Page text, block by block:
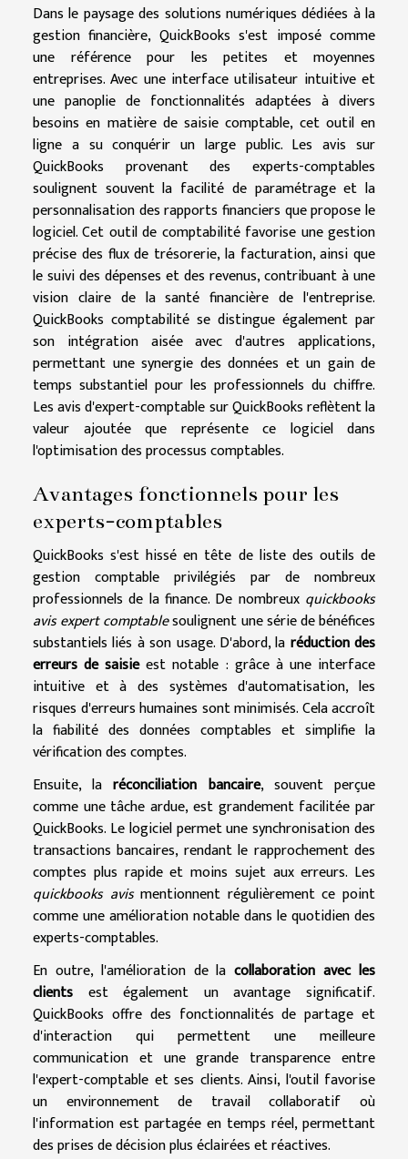
Dans le paysage des solutions numériques dédiées à la
gestion financière, QuickBooks s'est imposé comme
une référence pour les petites et moyennes
entreprises. Avec une interface utilisateur intuitive et
une panoplie de fonctionnalités adaptées à divers
besoins en matière de saisie comptable, cet outil en
ligne a su conquérir un large public. Les avis sur
QuickBooks provenant des experts-comptables
soulignent souvent la facilité de paramétrage et la
personnalisation des rapports financiers que propose le
logiciel. Cet outil de comptabilité favorise une gestion
précise des flux de trésorerie, la facturation, ainsi que
le suivi des dépenses et des revenus, contribuant à une
vision claire de la santé financière de l'entreprise.
QuickBooks comptabilité se distingue également par
son intégration aisée avec d'autres applications,
permettant une synergie des données et un gain de
temps substantiel pour les professionnels du chiffre.
Les avis d'expert-comptable sur QuickBooks reflètent la
valeur ajoutée que représente ce logiciel dans
l'optimisation des processus comptables.
Avantages fonctionnels pour les
experts-comptables
QuickBooks s'est hissé en tête de liste des outils de
gestion comptable privilégiés par de nombreux
professionnels de la finance. De nombreux quickbooks
avis expert comptablesoulignent une série de bénéfices
substantiels liés à son usage. D'abord, la réduction des
erreurs de saisieest notable : grâce à une interface
intuitive et à des systèmes d'automatisation, les
risques d'erreurs humaines sont minimisés. Cela accroît
la fiabilité des données comptables et simplifie la
vérification des comptes.
Ensuite, laréconciliation bancaire, souvent perçue
comme une tâche ardue, est grandement facilitée par
QuickBooks. Le logiciel permet une synchronisation des
transactions bancaires, rendant le rapprochement des
comptes plus rapide et moins sujet aux erreurs. Les
quickbooks avismentionnent régulièrement ce point
comme une amélioration notable dans le quotidien des
experts-comptables.
En outre, l'amélioration de lacollaboration avec les
clients est également un avantage significatif.
QuickBooks offre des fonctionnalités de partage et
d'interaction qui permettent une meilleure
communication et une grande transparence entre
l'expert-comptable et ses clients. Ainsi, l'outil favorise
un environnement de travail collaboratif où
l'information est partagée en temps réel, permettant
des prises de décision plus éclairées et réactives.